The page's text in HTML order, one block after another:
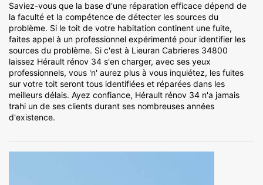
Saviez-vous que la base d'une réparation efficace dépend de
la faculté et la compétence de détecter les sources du
problème. Si le toit de votre habitation continent une fuite,
faites appel à un professionnel expérimenté pour identifier les
sources du problème. Si c'est à Lieuran Cabrieres 34800
laissez Hérault rénov 34 s'en charger, avec ses yeux
professionnels, vous 'n' aurez plus à vous inquiétez, les fuites
sur votre toit seront tous identifiées et réparées dans les
meilleurs délais. Ayez confiance, Hérault rénov 34 n'a jamais
trahi un de ses clients durant ses nombreuses années
d'existence.